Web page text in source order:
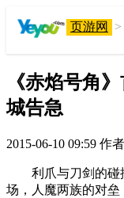
页游网 >
《赤焰号角
城告急
2015-06-10 09:59 作
利爪与刀剑的碰
场，人魔两族的对垒